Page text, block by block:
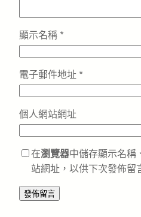
顯示名稱 *
電子郵件地址 *
個人網站網址
在瀏覽器中儲存顯示名稱
站網址，以供下次發佈留